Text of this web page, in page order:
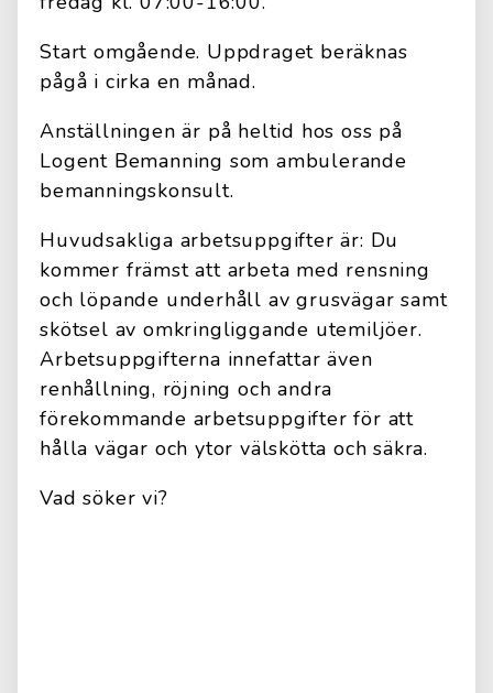
Start omgående. Uppdraget beräknas
pågå i cirka en månad.
Anställningen är på heltid hos oss på
Logent Bemanning som ambulerande
bemanningskonsult.
Huvudsakliga arbetsuppgifter är: Du
kommer främst att arbeta med rensning
och löpande underhåll av grusvägar samt
skötsel av omkringliggande utemiljöer.
Arbetsuppgifterna innefattar även
renhållning, röjning och andra
förekommande arbetsuppgifter för att
hålla vägar och ytor välskötta och säkra.
Vad söker vi?